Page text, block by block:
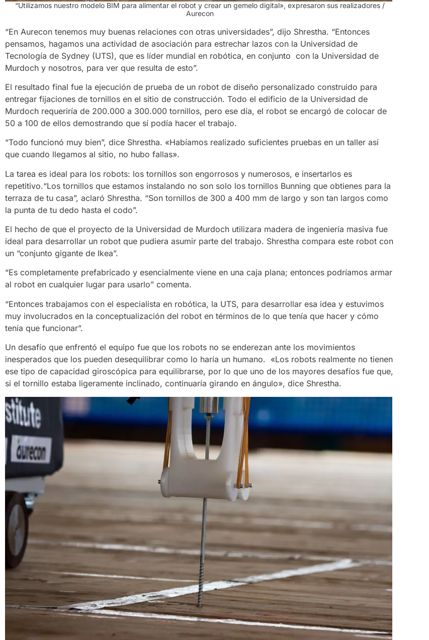
“Utilizamos nuestro modelo BIM para alimentar el robot y crear un gemelo digital», expresaron sus realizadores/
Aurecon
“En Aurecon tenemos muy buenas relaciones con otras universidades”, dijo Shrestha. “Entonces
pensamos, hagamos una actividad de asociación para estrechar lazos con la Universidad de
Tecnología de Sydney (UTS), que es líder mundial en robótica, en conjunto con la Universidad de
Murdoch y nosotros, para ver que resulta de esto”.
El resultado final fue la ejecución de prueba de un robot de diseño personalizado construido para
entregar fijaciones de tornillos en el sitio de construcción. Todo el edificio de la Universidad de
Murdoch requeriría de 200.000 a 300.000 tornillos, pero ese día, el robot se encargó de colocar de
50 a 100 de ellos demostrando que sí podía hacer el trabajo.
“Todo funcionó muy bien”, dice Shrestha. «Habíamos realizado suficientes pruebas en un taller así
que cuando llegamos al sitio, no hubo fallas».
La tarea es ideal para los robots: los tornillos son engorrosos y numerosos, e insertarlos es
repetitivo.“Los tornillos que estamos instalando no son solo los tornillos Bunning que obtienes para la
terraza de tu casa”, aclaró Shrestha. “Son tornillos de 300 a 400 mm de largo y son tan largos como
la punta de tu dedo hasta el codo”.
El hecho de que el proyecto de la Universidad de Murdoch utilizara madera de ingeniería masiva fue
ideal para desarrollar un robot que pudiera asumir parte del trabajo. Shrestha compara este robot con
un “conjunto gigante de Ikea”.
“Es completamente prefabricado y esencialmente viene en una caja plana; entonces podríamos armar
al robot en cualquier lugar para usarlo” comenta.
“Entonces trabajamos con el especialista en robótica, la UTS, para desarrollar esa idea y estuvimos
muy involucrados en la conceptualización del robot en términos de lo que tenía que hacer y cómo
tenía que funcionar”.
Un desafío que enfrentó el equipo fue que los robots no se enderezan ante los movimientos
inesperados que los pueden desequilibrar como lo haría un humano. «Los robots realmente no tienen
ese tipo de capacidad giroscópica para equilibrarse, por lo que uno de los mayores desafíos fue que,
si el tornillo estaba ligeramente inclinado, continuaría girando en ángulo», dice Shrestha.